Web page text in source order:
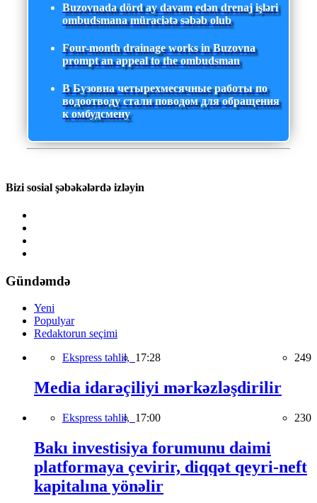
Buzovnada dörd ay davam edən drenaj işləri
ombudsmana müraciətə səbəb olub
Four-month drainage works in Buzovna
prompt an appeal to the ombudsman
В Бузовна четырехмесячные работы по
водоотводу стали поводом для обращения
к омбудсмену
Bizi sosial şəbəkələrdə izləyin
Gündəmdə
Yeni
Populyar
Redaktorun seçimi
Ekspress təhlil, 17:28 249
Media idarəçiliyi mərkəzləşdirilir
Ekspress təhlil, 17:00 230
Bakı investisiya forumunu daimi
platformaya çevirir, diqqət qeyri-neft
kapitalına yönəlir